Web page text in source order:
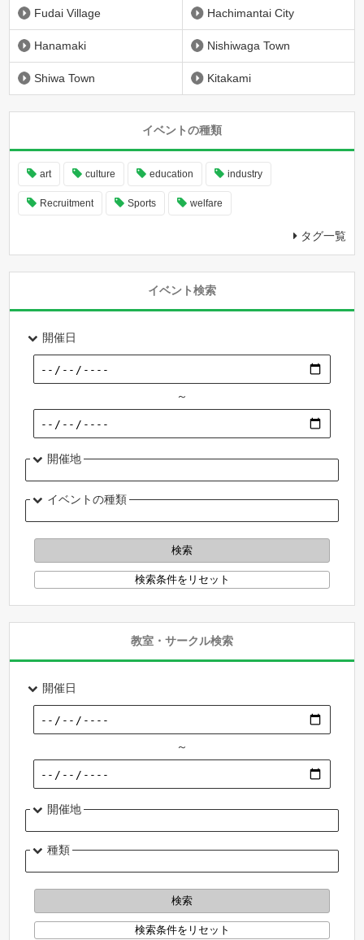
Fudai Village Hachimantai City
Hanamaki Nishiwaga Town
Shiwa Town Kitakami
イベントの種類
art culture education industry
Recruitment Sports welfare
タグ一覧
イベント検索
開催日
～
開催地
イベントの種類
教室・サークル検索
開催日
～
開催地
種類